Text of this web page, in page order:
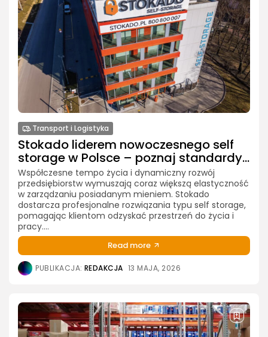
Transport i Logistyka
Stokado liderem nowoczesnego self
storage w Polsce – poznaj standardy...
Współczesne tempo życia i dynamiczny rozwój
przedsiębiorstw wymuszają coraz większą elastyczność
w zarządzaniu posiadanym mieniem. Stokado
dostarcza profesjonalne rozwiązania typu self storage,
pomagając klientom odzyskać przestrzeń do życia i
pracy....
Read more
PUBLIKACJA: REDAKCJA 13 MAJA, 2026